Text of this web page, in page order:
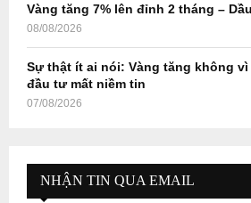
Vàng tăng 7% lên đỉnh 2 tháng –
08/08/2026
Sự thật ít ai nói: Vàng tăng không
đầu tư mất niềm tin
07/08/2026
NHẬN TIN QUA EMAIL